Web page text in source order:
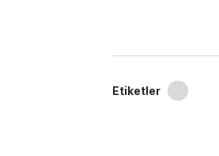
Etiketler